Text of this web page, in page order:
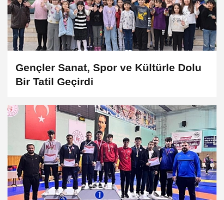
Gençler Sanat, Spor ve Kültürle Dolu
Bir Tatil Geçirdi